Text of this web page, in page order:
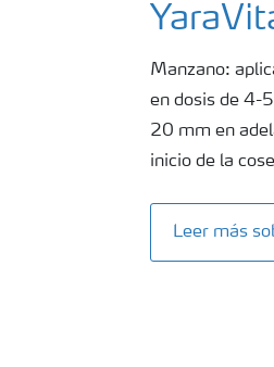
Manzano:
en dosis de 4-
20 mm en
inicio de la
Leer más